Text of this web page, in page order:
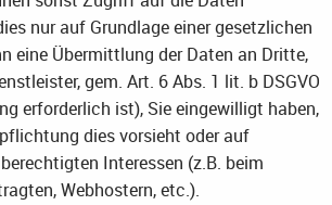
nur auf Grundlage einer gesetzlichen
eine Übermittlung der Daten an Dritte,
gem. Art. 6 Abs. 1 lit. b DSGVO
erforderlich ist), Sie eingewilligt haben,
dies vorsieht oder auf
Interessen (z.B. beim
Webhostern, etc.).